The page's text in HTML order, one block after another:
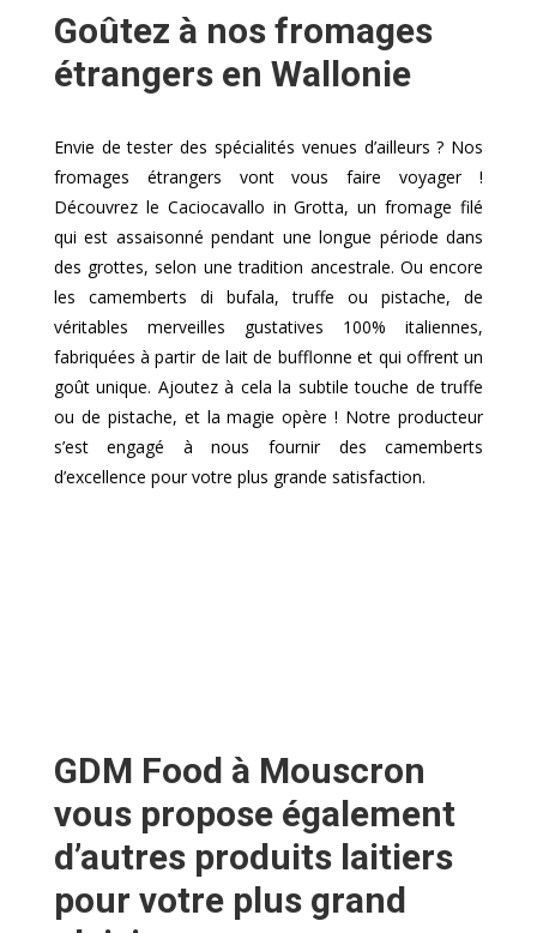
Goûtez à nos fromages
étrangers en Wallonie
Envie de tester des spécialités venues d’ailleurs ? Nos
fromages étrangers vont vous faire voyager !
Découvrez le Caciocavallo in Grotta, un fromage filé
qui est assaisonné pendant une longue période dans
des grottes, selon une tradition ancestrale. Ou encore
les camemberts di bufala, truffe ou pistache, de
véritables merveilles gustatives 100% italiennes,
fabriquées à partir de lait de bufflonne et qui offrent un
goût unique. Ajoutez à cela la subtile touche de truffe
ou de pistache, et la magie opère ! Notre producteur
s’est engagé à nous fournir des camemberts
d’excellence pour votre plus grande satisfaction.
GDM Food à Mouscron
vous propose également
d’autres produits laitiers
pour votre plus grand